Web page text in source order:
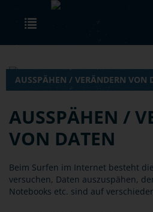
Skip to main content
AUSSPÄHEN / VERÄNDERN VON
AUSSPÄHEN /
VON DATEN
Beim Surfen im Internet besteht
versuchen, Daten auszuspähen,
Notebooks etc. sind auf